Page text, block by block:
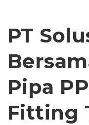
PT
Pipa
Fitting